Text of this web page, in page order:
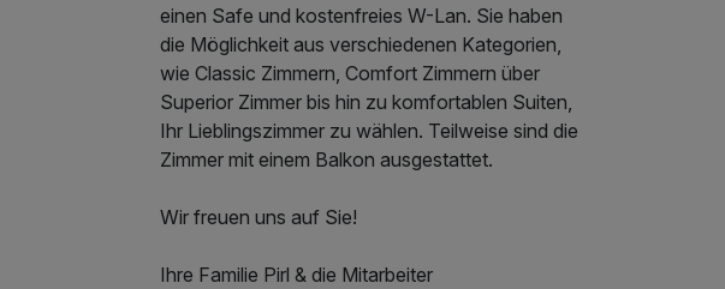
einen Safe und kostenfreies W-Lan. Sie haben
die Möglichkeit aus verschiedenen Kategorien,
wie Classic Zimmern, Comfort Zimmern über
Superior Zimmer bis hin zu komfortablen Suiten,
Ihr Lieblingszimmer zu wählen. Teilweise sind die
Zimmer mit einem Balkon ausgestattet.
Wir freuen uns auf Sie!
Ihre Familie Pirl & die Mitarbeiter